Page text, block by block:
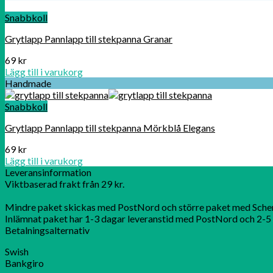
Snabbkoll
Grytlapp Pannlapp till stekpanna Granar
69kr
Lägg till i varukorg
Handmade
Snabbkoll
Grytlapp Pannlapp till stekpanna Mörkblå Elegans
69kr
Lägg till i varukorg
Leveransinformation
Viktbaserad frakt från 29 kr.
Mindre paket skickas med PostNord och större paket med
Inlämnat paket har 1-3 dagar leveranstid med PostNord och 2-
Betalningsalternativ
Swish
Bankgiro